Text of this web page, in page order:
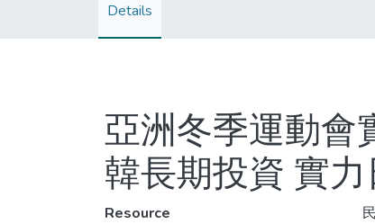
Details
亞洲冬季運動會
韓長期投資 實
Resource